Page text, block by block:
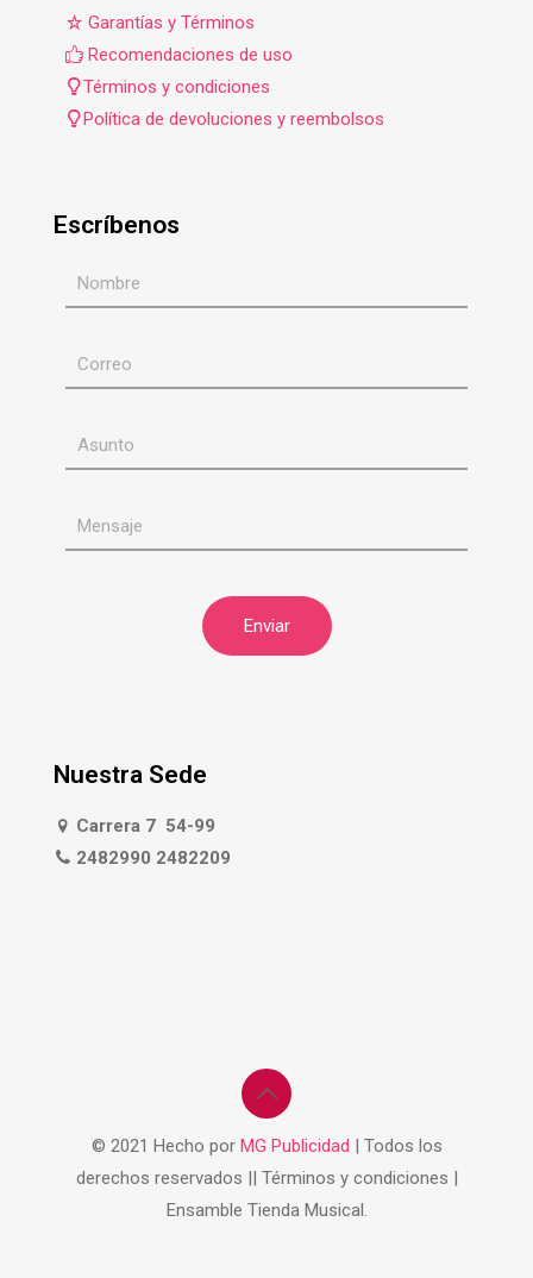
Garantías y Términos
Recomendaciones de uso
Términos y condiciones
Política de devoluciones y reembolsos
Escríbenos
Nuestra Sede
Carrera 7 54-99
2482990 2482209
© 2021 Hecho por MG Publicidad | Todos los
derechos reservados || Términos y condiciones |
Ensamble Tienda Musical.